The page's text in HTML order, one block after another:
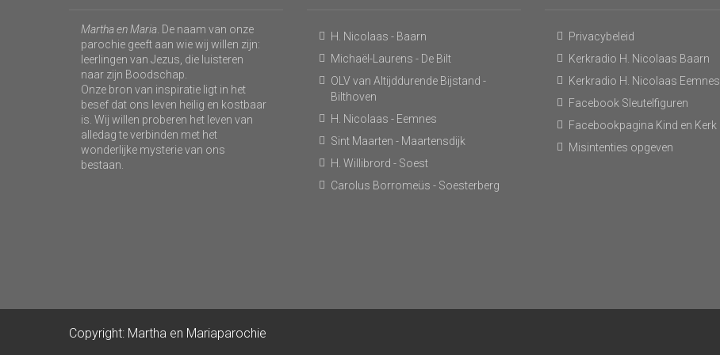
Martha en Maria . De naam van onze
parochie geeft aan wie wij willen zijn:
leerlingen van Jezus, die luisteren
naar zijn Boodschap.
Onze bron van inspiratie ligt in het
besef dat ons leven heilig en kostbaar
is. Wij willen proberen het leven van
alledag te verbinden met het
wonderlijke mysterie van ons
bestaan.
H. Nicolaas - Baarn
Michaël-Laurens - De Bilt
OLV van Altijddurende Bijstand -
Bilthoven
H. Nicolaas - Eemnes
Sint Maarten - Maartensdijk
H. Willibrord - Soest
Carolus Borromeüs - Soesterberg
Privacybeleid
Kerkradio H. Nicolaas Baarn
Kerkradio H. Nicolaas Eemnes
Facebook Sleutelfiguren
Facebookpagina Kind en Kerk
Misintenties opgeven
Copyright: Martha en Mariaparochie